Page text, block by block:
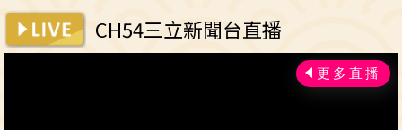
CH54三立新聞台直播